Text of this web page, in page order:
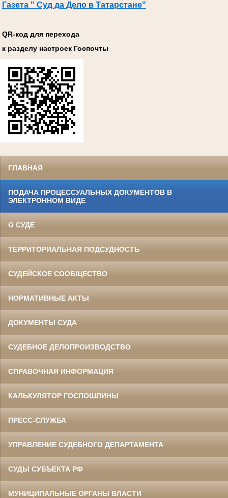
Газета " Суд да Дело в Татарстане"
QR-код для перехода
к разделу настроек Госпочты
ГЛАВНАЯ
ПОДАЧА ПРОЦЕССУАЛЬНЫХ ДОКУМЕНТОВ В
ЭЛЕКТРОННОМ ВИДЕ
О СУДЕ
ТЕРРИТОРИАЛЬНАЯ ПОДСУДНОСТЬ
СУДЕЙСКОЕ СООБЩЕСТВО
НОРМАТИВНЫЕ АКТЫ
ДОКУМЕНТЫ СУДА
СУДЕБНОЕ ДЕЛОПРОИЗВОДСТВО
СПРАВОЧНАЯ ИНФОРМАЦИЯ
КАЛЬКУЛЯТОР ГОСПОШЛИНЫ
ПРЕСС-СЛУЖБА
УПРАВЛЕНИЕ СУДЕБНОГО ДЕПАРТАМЕНТА
СУДЫ СУБЪЕКТА РФ
МУНИЦИПАЛЬНЫЕ ОРГАНЫ ВЛАСТИ